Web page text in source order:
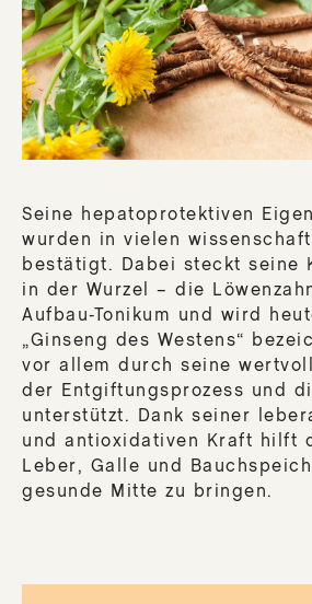
Seine hepatoprotektiven
wurden in vielen
bestätigt. Dabei steckt seine
in der Wurzel – die
Aufbau-Tonikum und wird
„Ginseng des Westens“
vor allem durch seine
der Entgiftungsprozess und
unterstützt. Dank seiner
und antioxidativen Kraft hilft
Leber, Galle und
gesunde Mitte zu bringen.